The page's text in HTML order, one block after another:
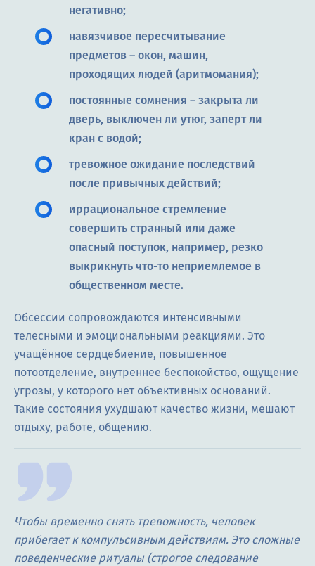
негативно;
навязчивое пересчитывание
предметов – окон, машин,
проходящих людей (аритмомания);
постоянные сомнения – закрыта ли
дверь, выключен ли утюг, заперт ли
кран с водой;
тревожное ожидание последствий
после привычных действий;
иррациональное стремление
совершить странный или даже
опасный поступок, например, резко
выкрикнуть что-то неприемлемое в
общественном месте.
Обсессии сопровождаются интенсивными
телесными и эмоциональными реакциями. Это
учащённое сердцебиение, повышенное
потоотделение, внутреннее беспокойство, ощущение
угрозы, у которого нет объективных оснований.
Такие состояния ухудшают качество жизни, мешают
отдыху, работе, общению.
Чтобы временно снять тревожность, человек
прибегает к компульсивным действиям. Это сложные
поведенческие ритуалы (строгое следование